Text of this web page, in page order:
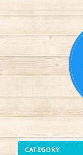
CATEGORY